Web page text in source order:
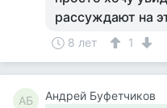
рассуждают на
8 лет 1
АБ Андрей Буфетчиков